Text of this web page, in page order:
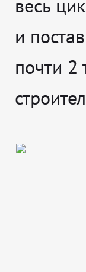
весь
и
почти 2